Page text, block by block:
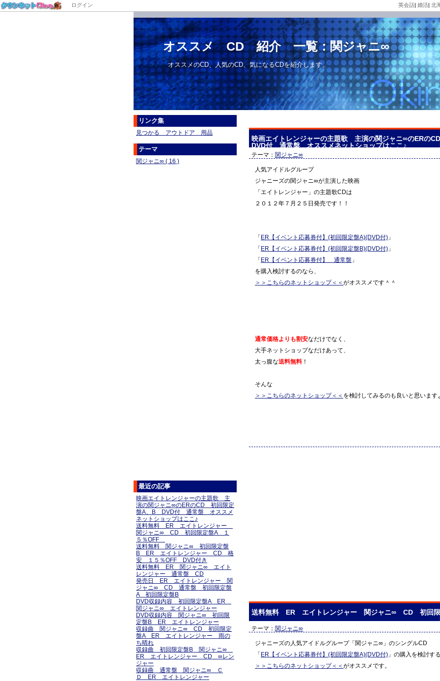
ログイン 英会話| 婚活| 北
オススメ CD 紹介 一覧：関ジャニ∞
オススメのCD、人気のCD、気になるCDを紹介します。
映画エイトレンジャーの主題歌 主演の関ジャニ∞のER
DVD付 通常盤 オススメネットショップはここ♪
テーマ： 関ジャニ∞
人気アイドルグループ
ジャニーズの関ジャニ∞が主演した映画
「エイトレンジャー」の主題歌CDは
２０１２年７月２５日発売です！！
「 ER【イベント応募券付】(初回限定盤A)(DVD付) 」
「 ER【イベント応募券付】(初回限定盤B)(DVD付) 」
「 ER【イベント応募券付】 通常盤 」
を購入検討するのなら、
＞＞こちらのネットショップ＜＜ がオススメです＾＾
通常価格よりも割安なだけでなく、
大手ネットショップなだけあって、
太っ腹な送料無料 ！
そんな
＞＞こちらのネットショップ＜＜ を検討してみるのも良いと思います
送料無料 ER エイトレンジャー 関ジャニ∞ CD 初回
テーマ： 関ジャニ∞
ジャニーズの人気アイドルグループ「関ジャニ∞」のシングルCD
「 ER【イベント応募券付】(初回限定盤A)(DVD付) 」の購入を検討す
＞＞こちらのネットショップ＜＜ がオススメです。
リンク集
見つかる アウトドア 用品
テーマ
関ジャニ∞ ( 16 )
最近の記事
映画エイトレンジャーの主題歌 主
演の関ジャニ∞のERのCD 初回限定
盤A、B DVD付 通常盤 オススメ
ネットショップはここ♪
送料無料 ER エイトレンジャー
関ジャニ∞ CD 初回限定盤A １
５％OFF
送料無料 関ジャニ∞ 初回限定盤
B ER エイトレンジャー CD 格
安 １５％OFF DVD付き
送料無料 ER 関ジャニ∞ エイト
レンジャー 通常盤 CD
発売日 ER エイトレンジャー 関
ジャニ∞ CD 通常盤 初回限定盤
A 初回限定盤B
DVD収録内容 初回限定盤A ER
関ジャニ∞ エイトレンジャー
DVD収録内容 関ジャニ∞ 初回限
定盤B ER エイトレンジャー
収録曲 関ジャニ∞ CD 初回限定
盤A ER エイトレンジャー 雨の
ち晴れ
収録曲 初回限定盤B 関ジャニ∞
ER エイトレンジャー CD ∞レン
ジャー
収録曲 通常盤 関ジャニ∞ Ｃ
Ｄ ER エイトレンジャー